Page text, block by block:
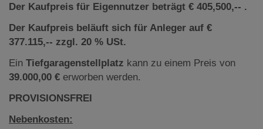
Der Kaufpreis für Eigennutzer beträgt € 405,500,-- .
Der Kaufpreis beläuft sich für Anleger auf €
377.115,-- zzgl. 20 % USt.
Ein Tiefgaragenstellplatz kann zu einem Preis von
39.000,00 € erworben werden.
PROVISIONSFREI
Nebenkosten: